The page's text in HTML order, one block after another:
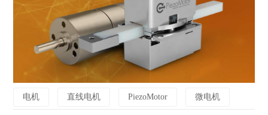
电机 直线电机 PiezoMotor 微电机